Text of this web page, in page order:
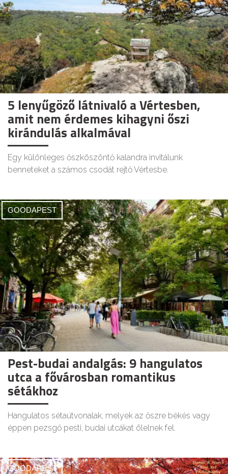
5 lenyűgöző látnivaló a Vértesben,
amit nem érdemes kihagyni őszi
kirándulás alkalmával
Egy különleges őszköszöntő kalandra invitálunk
benneteket a számos csodát rejtő Vértesbe.
GOODAPEST
Pest-budai andalgás: 9 hangulatos
utca a fővárosban romantikus
sétákhoz
Hangulatos sétaútvonalak, melyek az őszre békés vagy
éppen pezsgő pesti, budai utcákat ölelnek fel.
GOODAPEST